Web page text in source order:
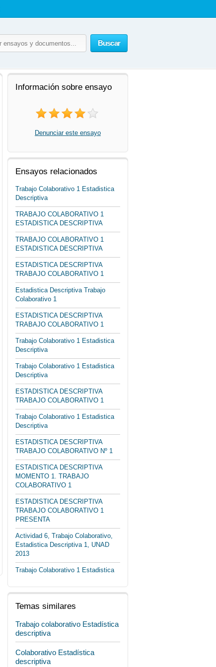
Buscar
Información sobre ensayo
Denunciar este ensayo
Ensayos relacionados
Trabajo Colaborativo 1 Estadistica
Descriptiva
TRABAJO COLABORATIVO 1
ESTADISTICA DESCRIPTIVA
TRABAJO COLABORATIVO 1
ESTADISTICA DESCRIPTIVA
ESTADISTICA DESCRIPTIVA
TRABAJO COLABORATIVO 1
Estadistica Descriptiva Trabajo
Colaborativo 1
ESTADISTICA DESCRIPTIVA
TRABAJO COLABORATIVO 1
Trabajo Colaborativo 1 Estadistica
Descriptiva
Trabajo Colaborativo 1 Estadistica
Descriptiva
ESTADISTICA DESCRIPTIVA
TRABAJO COLABORATIVO 1
Trabajo Colaborativo 1 Estadistica
Descriptiva
ESTADISTICA DESCRIPTIVA
TRABAJO COLABORATIVO Nº 1
ESTADISTICA DESCRIPTIVA
MOMENTO 1. TRABAJO
COLABORATIVO 1
ESTADISTICA DESCRIPTIVA
TRABAJO COLABORATIVO 1
PRESENTA
Actividad 6, Trabajo Colaborativo,
Estadistica Descriptiva 1, UNAD
2013
Trabajo Colaborativo 1 Estadistica
Temas similares
Trabajo colaborativo Estadística
descriptiva
Colaborativo Estadística
descriptiva